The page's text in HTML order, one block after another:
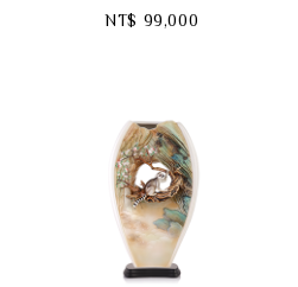
NT$ 99,000